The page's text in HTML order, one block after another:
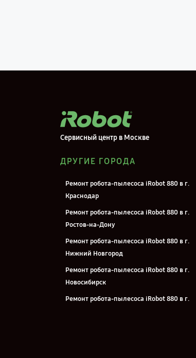
Сервисный центр в Москве
ДРУГИЕ ГОРОДА
Ремонт робота-пылесоса iRobot 880 в г.
Краснодар
Ремонт робота-пылесоса iRobot 880 в г.
Ростов-на-Дону
Ремонт робота-пылесоса iRobot 880 в г.
Нижний Новгород
Ремонт робота-пылесоса iRobot 880 в г.
Новосибирск
Ремонт робота-пылесоса iRobot 880 в г.